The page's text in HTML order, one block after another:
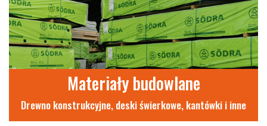
Materiały budowlane
Drewno konstrukcyjne, deski świerkowe, kantówki i inne